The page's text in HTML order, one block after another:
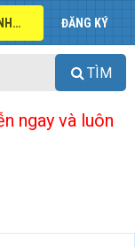
ĐĂNG NHẬP ĐĂNG KÝ
TÌM
ngay và luôn